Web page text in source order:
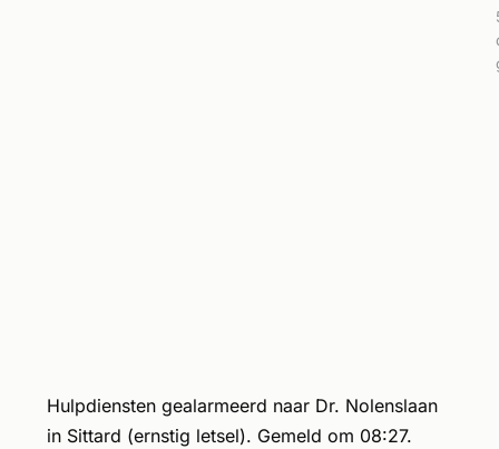
Hulpdiensten gealarmeerd naar Dr. Nolenslaan
in Sittard (ernstig letsel). Gemeld om 08:27.